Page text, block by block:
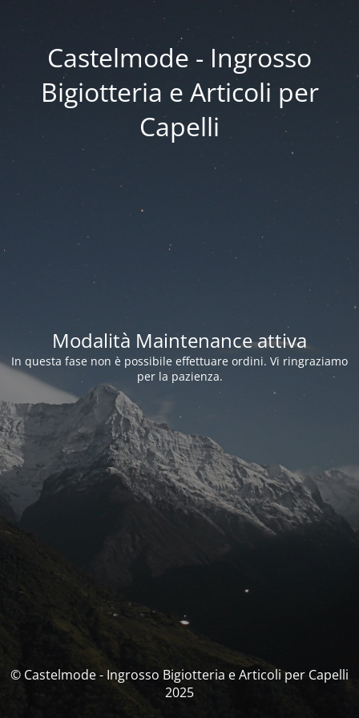
Castelmode - Ingrosso
Bigiotteria e Articoli per
Capelli
Modalità Maintenance attiva
In questa fase non è possibile effettuare ordini. Vi ringraziamo
per la pazienza.
© Castelmode - Ingrosso Bigiotteria e Articoli per Capelli
2025